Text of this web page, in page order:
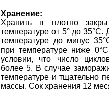
Хранение:
Хранить в плотно
температуре от 5° до 35°С.
температуре до минус
при температуре ниже
условии, что число
более 5. В случае
температуре и тщательно
массы. Сок хранения 12